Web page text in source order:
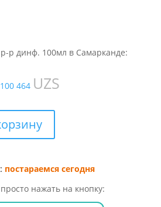
р динф. 100мл в Самарканде:
100 464 UZS
постараемся сегодня
нажать на кнопку: